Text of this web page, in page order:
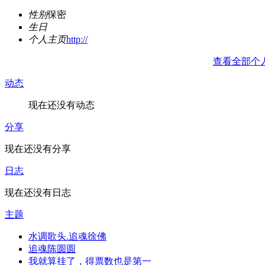
性别保密
生日
个人主页http://
查看全部个
动态
现在还没有动态
分享
现在还没有分享
日志
现在还没有日志
主题
水调歌头.追魂徐佛
追魂陈圆圆
我就算挂了，得票数也是第一